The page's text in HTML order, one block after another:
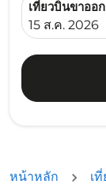
เที่ยวบินขาออก
fc-booking-
15 ส.ค. 2026
หน้าหลัก เ